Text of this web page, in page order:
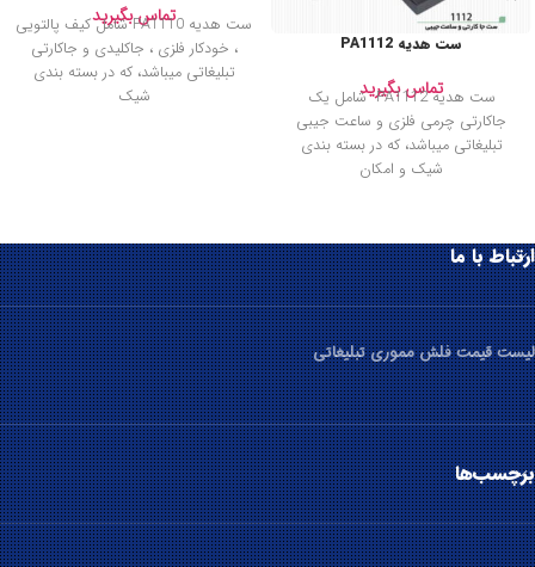
ست هدیه PA1112
تماس بگیریدست هدیه PA1112 شامل یک
جاکارتی چرمی فلزی و ساعت جیبی
تبلیغاتی میباشد، که در بسته بندی
شیک و امکان
تماس بگیریدست هدیه PA1110 شامل کیف پالتویی
، خودکار فلزی ، جاکلیدی و جاکارتی
تبلیغاتی میباشد، که در بسته بندی
شیک
ارتباط با ما
لیست قیمت فلش مموری تبلیغاتی
برچسب‌ها